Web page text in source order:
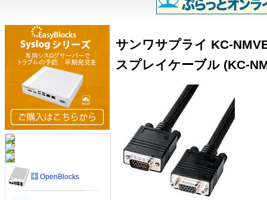
サンワサプライ KC-
スプレイケーブル (KC-
OpenBlocks